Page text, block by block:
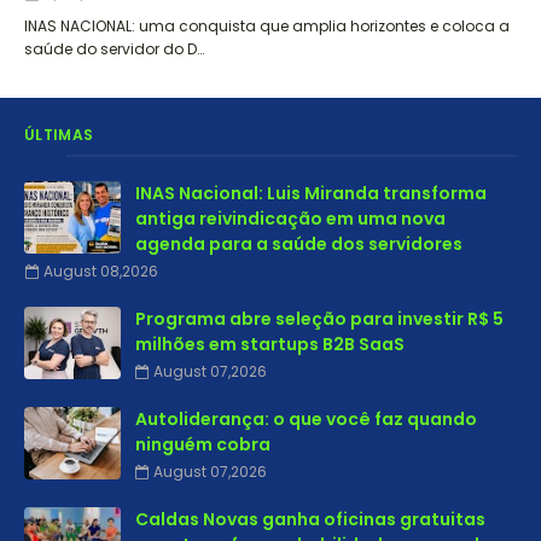
INAS NACIONAL: uma conquista que amplia horizontes e coloca a
saúde do servidor do D…
ÚLTIMAS
INAS Nacional: Luis Miranda transforma
antiga reivindicação em uma nova
agenda para a saúde dos servidores
August 08,2026
Programa abre seleção para investir R$ 5
milhões em startups B2B SaaS
August 07,2026
Autoliderança: o que você faz quando
ninguém cobra
August 07,2026
Caldas Novas ganha oficinas gratuitas